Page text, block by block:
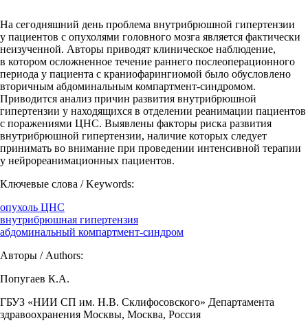
На сегодняшний день проблема внутрибрюшной гипертензии
у пациентов с опухолями головного мозга является фактически
неизученной. Авторы приводят клиническое наблюдение,
в котором осложненное течение раннего послеоперационного
периода у пациента с краниофарингиомой было обусловлено
вторичным абдоминальным компартмент-синдромом.
Приводится анализ причин развития внутрибрюшной
гипертензии у находящихся в отделении реанимации пациентов
с поражениями ЦНС. Выявлены факторы риска развития
внутрибрюшной гипертензии, наличие которых следует
принимать во внимание при проведении интенсивной терапии
у нейрореанимационных пациентов.
Ключевые слова / Keywords:
опухоль ЦНС
внутрибрюшная гипертензия
абдоминальный компартмент-синдром
Авторы / Authors:
Попугаев К.А.
ГБУЗ «НИИ СП им. Н.В. Склифосовского» Департамента
здравоохранения Москвы, Москва, Россия